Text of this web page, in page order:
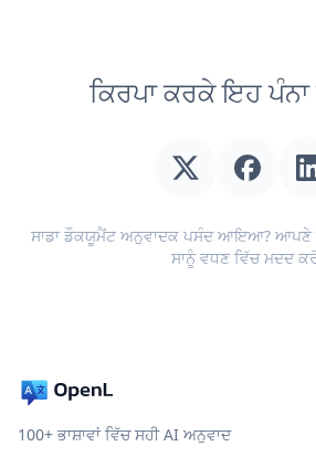
ਕਿਰਪਾ ਕਰਕੇ ਇਹ ਪੰਨਾ
ਸਾਡਾ ਡੌਕਯੂਮੈਂਟ ਅਨੁਵਾਦਕ ਪਸੰਦ ਆਇਆ? ਆਪਣੇ
ਸਾਨੂੰ ਵਧਣ ਵਿੱਚ ਮਦਦ
100+ ਭਾਸ਼ਾਵਾਂ ਵਿੱਚ ਸਹੀ AI ਅਨੁਵਾਦ